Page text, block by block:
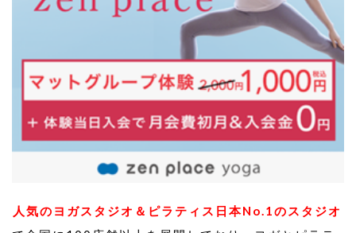
人気のヨガスタジオ＆ピラティス日本No.1のスタジオ